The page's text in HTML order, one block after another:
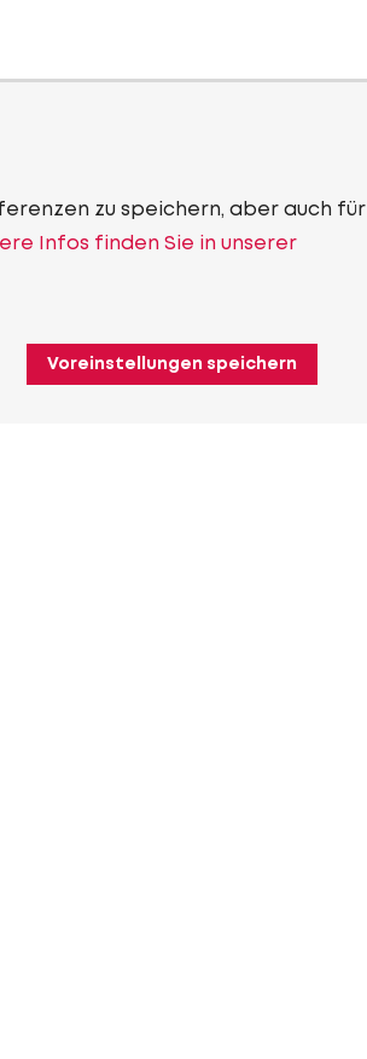
zu speichern, aber auch für
Infos finden Sie in unserer
Voreinstellungen speichern